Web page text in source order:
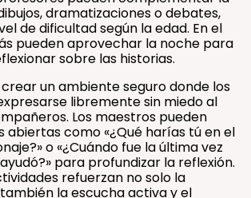
dramatizaciones o debates,
de dificultad según la edad. En el
pueden aprovechar la noche para
sobre las historias.
un ambiente seguro donde los
libremente sin miedo al
Los maestros pueden
abiertas como «¿Qué harías tú en el
o «¿Cuándo fue la última vez
para profundizar la reflexión.
refuerzan no solo la
la escucha activa y el